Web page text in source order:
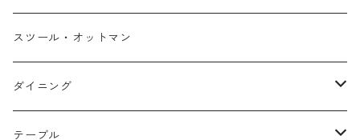
１人掛け
２人掛け
３人掛け
スツール・オットマン
ダイニング
チェア・ベンチ
テーブル